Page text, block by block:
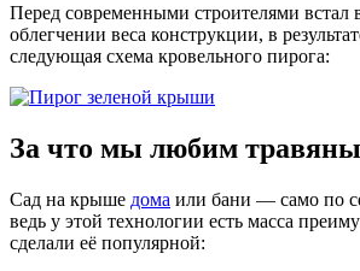
Перед современными строителями встал
облегчении веса конструкции, в
следующая схема кровельного пирога:
За что мы любим
Сад на крыше дома или бани — само по
ведь у этой технологии есть масса
сделали её популярной: